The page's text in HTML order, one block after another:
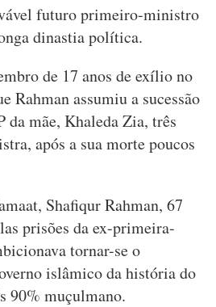
futuro primeiro-ministro
dinastia política.
de 17 anos de exílio no
Rahman assumiu a sucessão
da mãe, Khaleda Zia, três
após a sua morte poucos
Shafiqur Rahman, 67
prisões da ex-primeira-
tornar-se o
islâmico da história do
90% muçulmano.